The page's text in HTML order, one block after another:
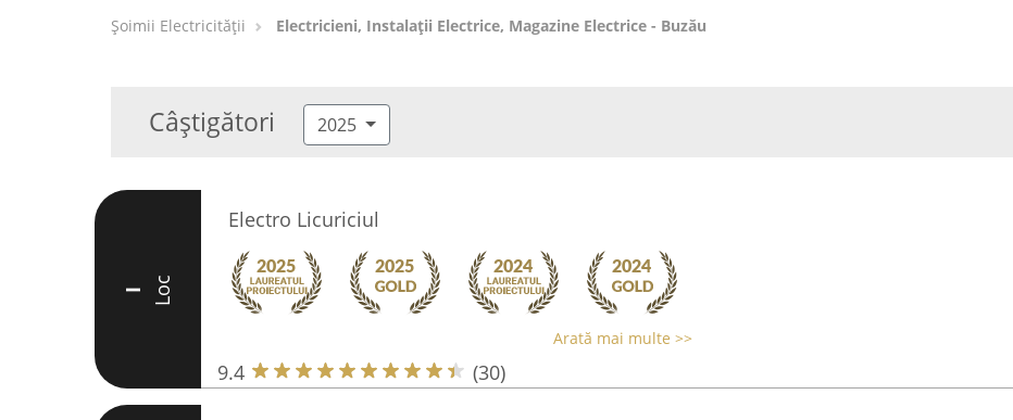
Șoimii Electricității Electricieni, Instalații Electrice, Magazine Electrice - Buzău
Câștigători 2025
I Loc
Electro Licuriciul
Arată mai multe >>
9.4 (30)